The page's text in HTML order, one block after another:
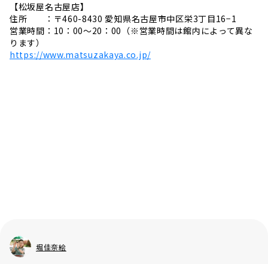
【松坂屋名古屋店】
住所 ：〒460-8430 愛知県名古屋市中区栄3丁目16−1
営業時間：10：00〜20：00（※営業時間は館内によって異な
ります）
https://www.matsuzakaya.co.jp/
堀佳奈絵